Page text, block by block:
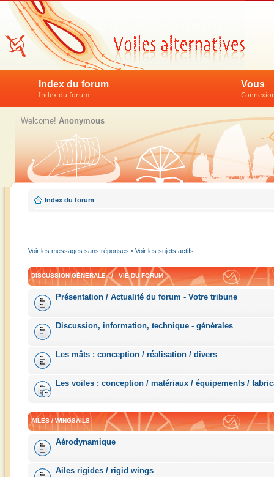
Index du forum
Index du forum
Vous
Welcome! Anonymous
Index du forum
Voir les messages sans réponses • Voir les sujets actifs
DISCUSSION GÉNÉRALE / VIE DU FORUM
Présentation / Actualité du forum - Votre tribune
Discussion, information, technique - générales
Les mâts : conception / réalisation / divers
Les voiles : conception / matériaux / équipements /
AILES / WINGSAILS
Aérodynamique
Ailes rigides / rigid wings